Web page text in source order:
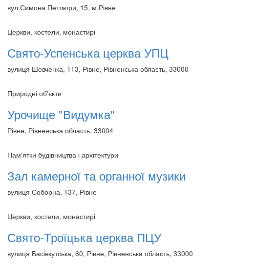
вул.Симона Петлюри, 15, м.Рівне
Церкви, костели, монастирі
Свято-Успенська церква УПЦ
вулиця Шевченка, 113, Рівне, Рівненська область, 33000
Природні об'єкти
Урочище "Видумка"
Рівне, Рівненська область, 33004
Пам'ятки будівництва і архітектури
Зал камерної та органної музики
вулиця Соборна, 137, Рівне
Церкви, костели, монастирі
Свято-Троїцька церква ПЦУ
вулиця Басівкутська, 60, Рівне, Рівненська область, 33000